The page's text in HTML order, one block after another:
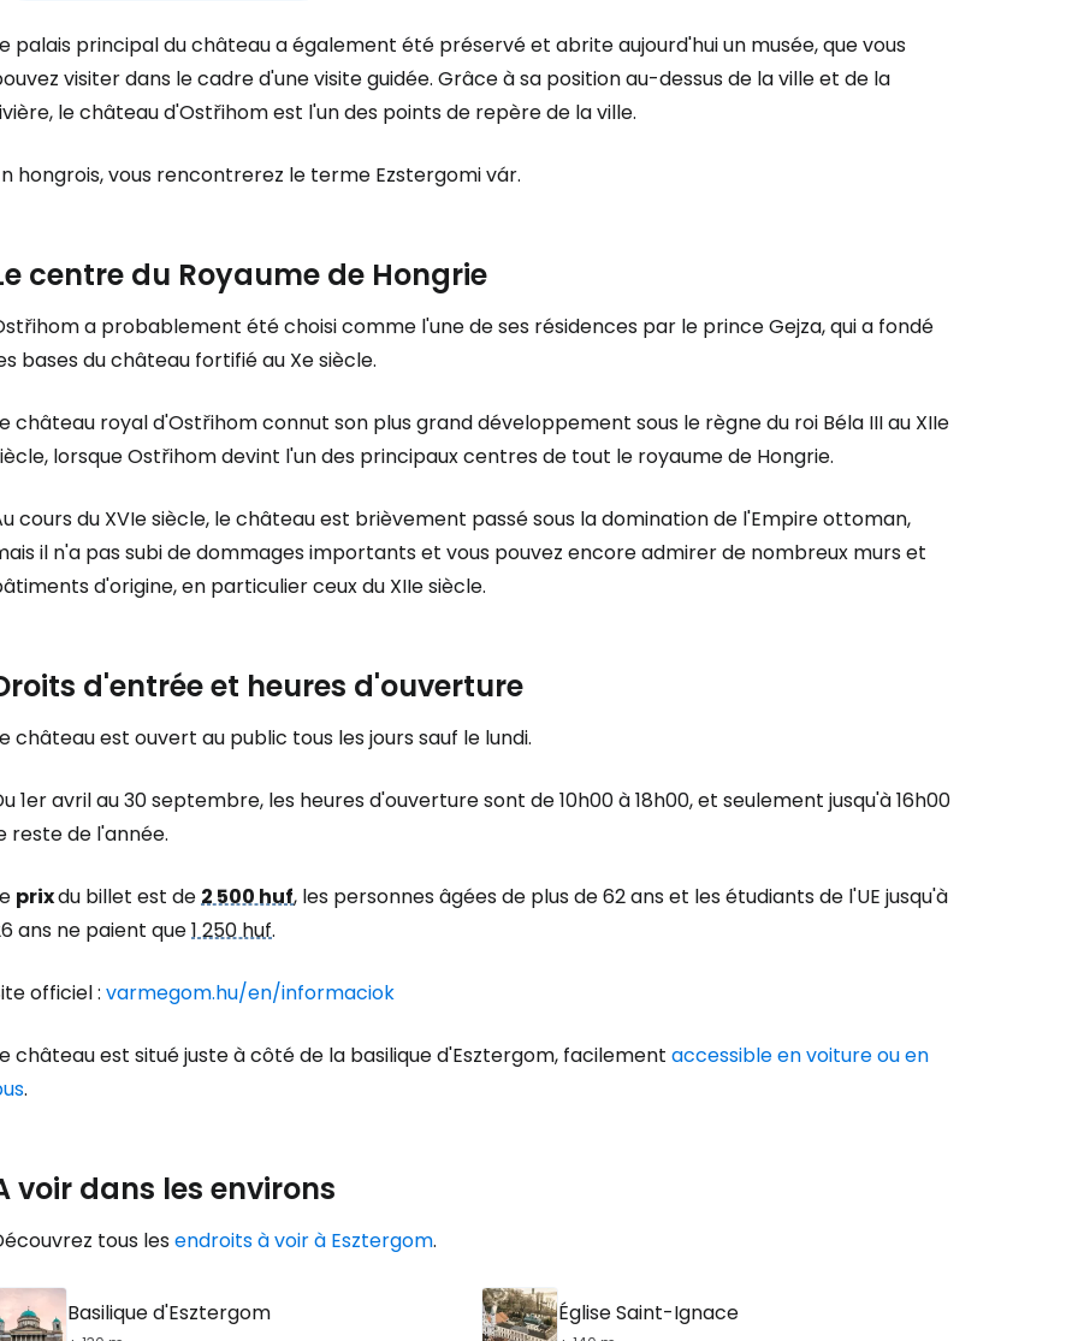
palais principal du château a également été préservé et abrite aujourd'hui un musée, que vous
visiter dans le cadre d'une visite guidée. Grâce à sa position au-dessus de la ville et de la
le château d'Ostřihom est l'un des points de repère de la ville.
hongrois, vous rencontrerez le terme Ezstergomi vár.
centre du Royaume de Hongrie
a probablement été choisi comme l'une de ses résidences par le prince Gejza, qui a fondé
bases du château fortifié au Xe siècle.
château royal d'Ostřihom connut son plus grand développement sous le règne du roi Béla III au XIIe
lorsque Ostřihom devint l'un des principaux centres de tout le royaume de Hongrie.
cours du XVIe siècle, le château est brièvement passé sous la domination de l'Empire ottoman,
il n'a pas subi de dommages importants et vous pouvez encore admirer de nombreux murs et
d'origine, en particulier ceux du XIIe siècle.
d'entrée et heures d'ouverture
château est ouvert au public tous les jours sauf le lundi.
1er avril au 30 septembre, les heures d'ouverture sont de 10h00 à 18h00, et seulement jusqu'à 16h00
reste de l'année.
prixdu billet est de2 500 huf, les personnes âgées de plus de 62 ans et les étudiants de l'UE jusqu'à
ans ne paient que1 250 huf.
officiel : varmegom.hu/en/informaciok
château est situé juste à côté de la basilique d'Esztergom, facilement accessible en voiture ou en
.
voir dans les environs
tous lesendroits à voir à Esztergom.
Basilique d'Esztergom Église Saint-Ignace
Se connecter à Cestee
... la communauté mondiale des voyageurs
Continuer avec Facebook